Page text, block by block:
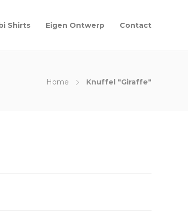
Shirts Eigen Ontwerp Contact
Home Knuffel "Giraffe"